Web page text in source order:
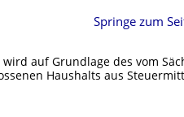
Springe zum
wird auf Grundlage des vom
Haushalts aus